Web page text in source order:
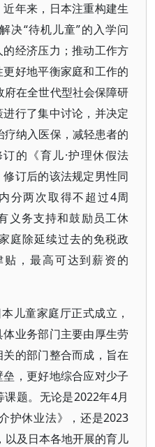
年来，日本注重构建生
决“待机儿童”的入学问
经济压力；推动工作方
好地平衡家庭和工作的
在全世代型社会保障研
行了集中讨论，并决定
纳入医保，减轻患者的
的《育儿·护理休假法
修订后的该法规定男性同
分两次取得不超过4周
义务支持和鼓励员工休
庭除延续过去的免税政
，最高可达到薪资的
儿童家庭厅正式成立，
业务部门主要由厚生劳
的部门整合而成，旨在
，更好地综合应对少子
题。无论是2022年4月
护休业法》，还是2023
以及日本各地开展的育儿